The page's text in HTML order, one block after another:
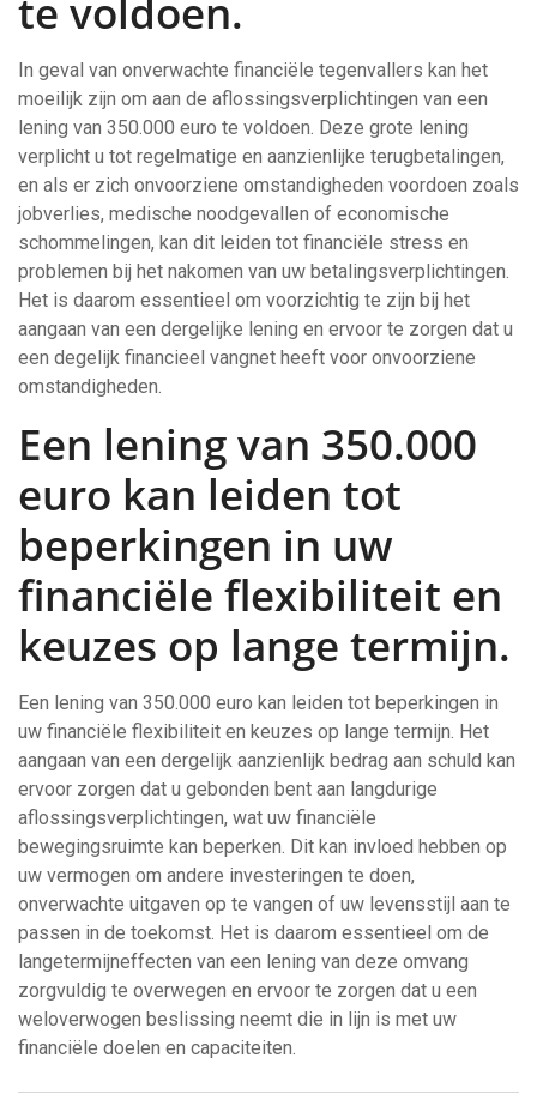
te voldoen.
In geval van onverwachte financiële tegenvallers kan het
moeilijk zijn om aan de aflossingsverplichtingen van een
lening van 350.000 euro te voldoen. Deze grote lening
verplicht u tot regelmatige en aanzienlijke terugbetalingen,
en als er zich onvoorziene omstandigheden voordoen zoals
jobverlies, medische noodgevallen of economische
schommelingen, kan dit leiden tot financiële stress en
problemen bij het nakomen van uw betalingsverplichtingen.
Het is daarom essentieel om voorzichtig te zijn bij het
aangaan van een dergelijke lening en ervoor te zorgen dat u
een degelijk financieel vangnet heeft voor onvoorziene
omstandigheden.
Een lening van 350.000
euro kan leiden tot
beperkingen in uw
financiële flexibiliteit en
keuzes op lange termijn.
Een lening van 350.000 euro kan leiden tot beperkingen in
uw financiële flexibiliteit en keuzes op lange termijn. Het
aangaan van een dergelijk aanzienlijk bedrag aan schuld kan
ervoor zorgen dat u gebonden bent aan langdurige
aflossingsverplichtingen, wat uw financiële
bewegingsruimte kan beperken. Dit kan invloed hebben op
uw vermogen om andere investeringen te doen,
onverwachte uitgaven op te vangen of uw levensstijl aan te
passen in de toekomst. Het is daarom essentieel om de
langetermijneffecten van een lening van deze omvang
zorgvuldig te overwegen en ervoor te zorgen dat u een
weloverwogen beslissing neemt die in lijn is met uw
financiële doelen en capaciteiten.